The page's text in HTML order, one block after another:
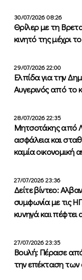
30/07/2026 08:26
Θρίλερ με τη
κινητό της μέχρι
29/07/2026 22:00
Ελπίδα για την
Αυγερινός από το
28/07/2026 22:35
Μητσοτάκης από
ασφάλεια και
καμία οικονομική
27/07/2026 23:36
Δείτε βίντεο:
συμφωνία με τις
κυνηγά και πέφτει
27/07/2026 23:35
Βουλή: Πέρασε
την επέκταση